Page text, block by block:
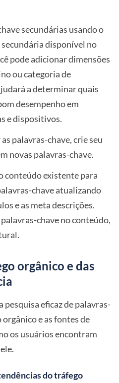
secundárias usando o
disponível no
pode adicionar dimensões
ou categoria de
a determinar quais
desempenho em
e dispositivos.
palavras-chave, crie seu
novas palavras-chave.
conteúdo existente para
chave atualizando
e as meta descrições.
chave no conteúdo,
orgânico e das
pesquisa eficaz de palavras-
e as fontes de
os usuários encontram
do tráfego